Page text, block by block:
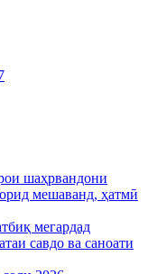
шаҳрвандони
мешаванд, ҳатмӣ
мегардад
савдо ва саноати